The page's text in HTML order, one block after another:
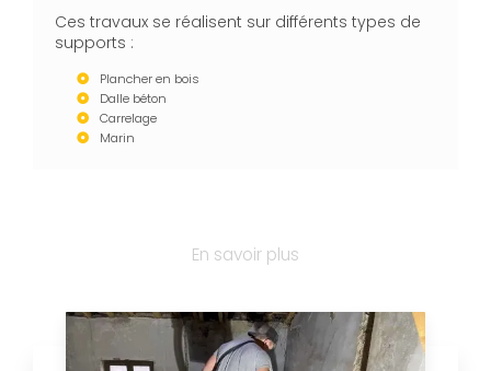
Ces travaux se réalisent sur différents types de
supports :
Plancher en bois
Dalle béton
Carrelage
Marin
En savoir plus